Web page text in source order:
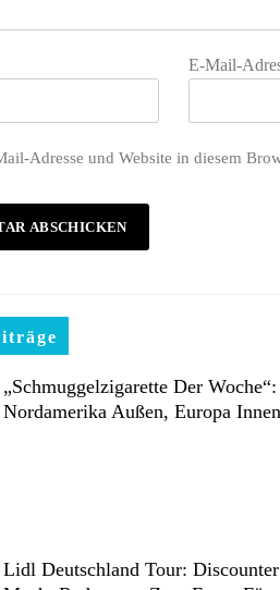
E-Mail-
Adresse und Website in diesem
„Schmuggelzigarette Der Woche“:
Nordamerika Außen, Europa Innen
Lidl Deutschland Tour: Discounter